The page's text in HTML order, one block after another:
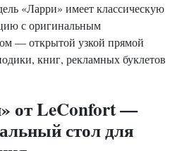
«Ларри» имеет классическую
с оригинальным
— открытой узкой прямой
книг, рекламных буклетов
от LeConfort —
стол для